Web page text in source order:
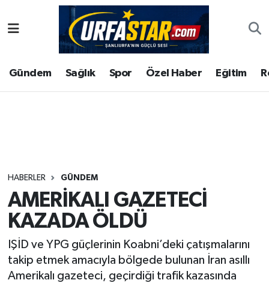
Gündem Sağlık Spor Özel Haber Eğitim
HABERLER GÜNDEM
AMERİKALI GAZETECİ
KAZADA ÖLDÜ
IŞİD ve YPG güçlerinin Koabni’deki çatışmalarını
takip etmek amacıyla bölgede bulunan İran asıllı
Amerikalı gazeteci, geçirdiği trafik kazasında
ASAYİS
ÇEVRE
Gündem
Kültür
Magazin
Şanlıurfa Nöbetçi Eczaneler
Şanlıurfa Hava Durumu
Tüm Manşetler
Son Dakika Haberleri
Haber Arşivi